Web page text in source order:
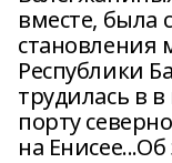
вместе, была
становления
Республики
трудилась в
порту
на